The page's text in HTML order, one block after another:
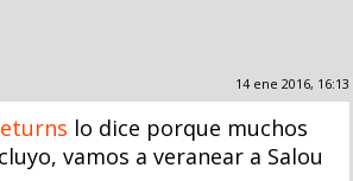
14 ene 2016, 16:13
lo dice porque muchos
vamos a veranear a Salou